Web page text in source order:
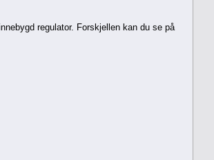
regulator. Forskjellen kan du se på